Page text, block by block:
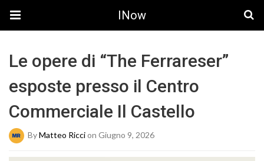
INow
Le opere di “The Ferrareser”
esposte presso il Centro
Commerciale Il Castello
ByMatteo Riccion Giugno 9, 2026